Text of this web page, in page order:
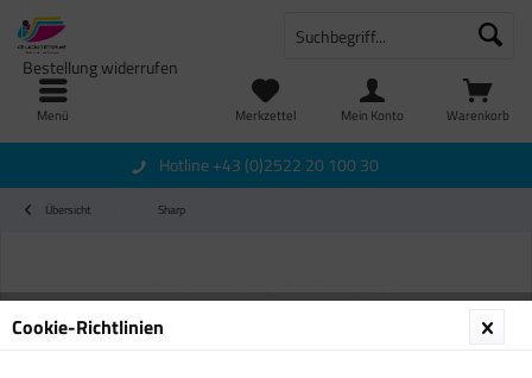
Menü Warenkorb
Merkzettel
Bestellung widerrufen
Mein Konto
Hotline +43 (0)2522 20 100 30
Übersicht Sharp
Cookie-Richtlinien